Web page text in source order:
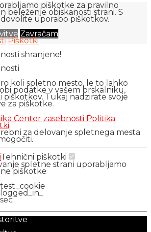
piškotke za pravilno
beleženje obiskanosti strani. S
uporabo piškotkov.
Zavračam
Piškotki
shranjene!
koli spletno mesto, le to lahko
podatke v vašem brskalniku,
piškotkov. Tukaj nadzirate svoje
za piškotke.
Center zasebnosti Politika
za delovanje spletnega mesta
Tehnični piškotki
spletne strani uporabljamo
piškotke